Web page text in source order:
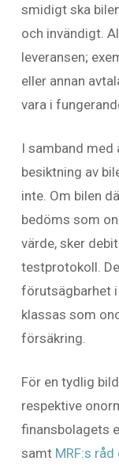
smidigt ska
och invändigt.
leveransen;
eller annan
vara i
I samband
besiktning av
inte. Om bilen
bedöms som
värde, sker
testprotokoll.
förutsägbarhet
klassas som
försäkring.
För en tydlig
respektive
finansbolagets
samt MRF:s